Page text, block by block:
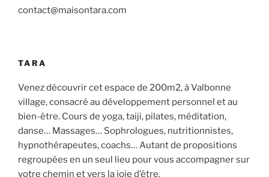
contact@maisontara.com
TARA
Venez découvrir cet espace de 200m2, à Valbonne
village, consacré au développement personnel et au
bien-être. Cours de yoga, taiji, pilates, méditation,
danse… Massages… Sophrologues, nutritionnistes,
hypnothérapeutes, coachs… Autant de propositions
regroupées en un seul lieu pour vous accompagner sur
votre chemin et vers la joie d’être.